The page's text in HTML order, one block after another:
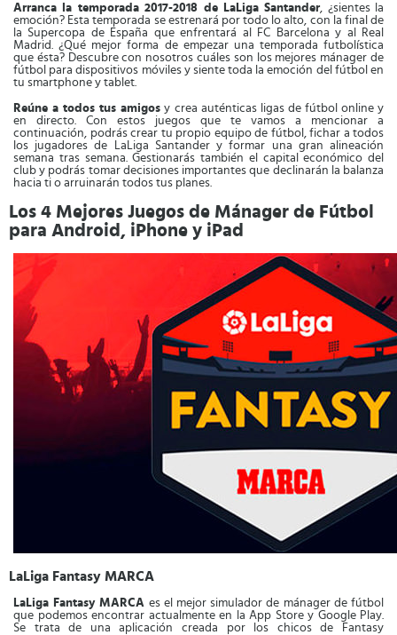
Arranca la temporada 2017-2018 de LaLiga Santander, ¿sientes la
emoción? Esta temporada se estrenará por todo lo alto, con la final de
la Supercopa de España que enfrentará al FC Barcelona y al Real
Madrid. ¿Qué mejor forma de empezar una temporada futbolística
que ésta? Descubre con nosotros cuáles son los mejores mánager de
fútbol para dispositivos móviles y siente toda la emoción del fútbol en
tu smartphone y tablet.
Reúne a todos tus amigos y crea auténticas ligas de fútbol online y
en directo. Con estos juegos que te vamos a mencionar a
continuación, podrás crear tu propio equipo de fútbol, fichar a todos
los jugadores de LaLiga Santander y formar una gran alineación
semana tras semana. Gestionarás también el capital económico del
club y podrás tomar decisiones importantes que declinarán la balanza
hacia ti o arruinarán todos tus planes.
Los 4 Mejores Juegos de Mánager de Fútbol
para Android, iPhone y iPad
LaLiga Fantasy MARCA
LaLiga Fantasy MARCA es el mejor simulador de mánager de fútbol
que podemos encontrar actualmente en la App Store y Google Play.
Se trata de una aplicación creada por los chicos de Fantasy